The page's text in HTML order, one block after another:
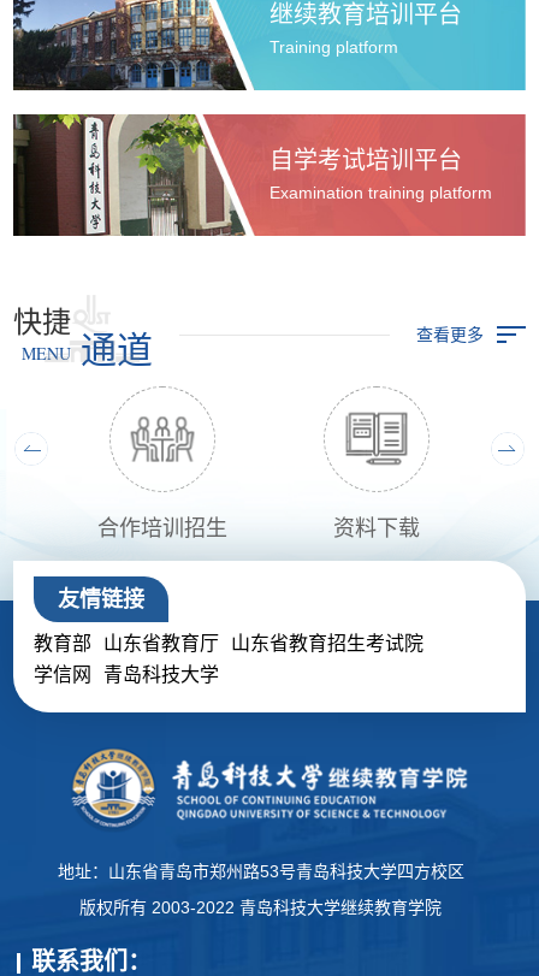
继续教育培训平台
Training platform
自学考试培训平台
Examination training platform
快捷
MENU 通道 查看更多
合作培训招生 资料下载
友情链接
教育部 山东省教育厅
山东省教育招生考试院
学信网
青岛科技大学
地址：山东省青岛市郑州路53号青岛科技大学四方校区
版权所有 2003-2022 青岛科技大学继续教育学院
联系我们：